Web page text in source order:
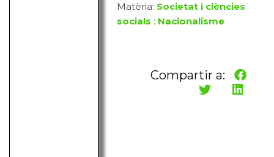
Matèria: Societat i ciències
socials : Nacionalisme
Compartir a: